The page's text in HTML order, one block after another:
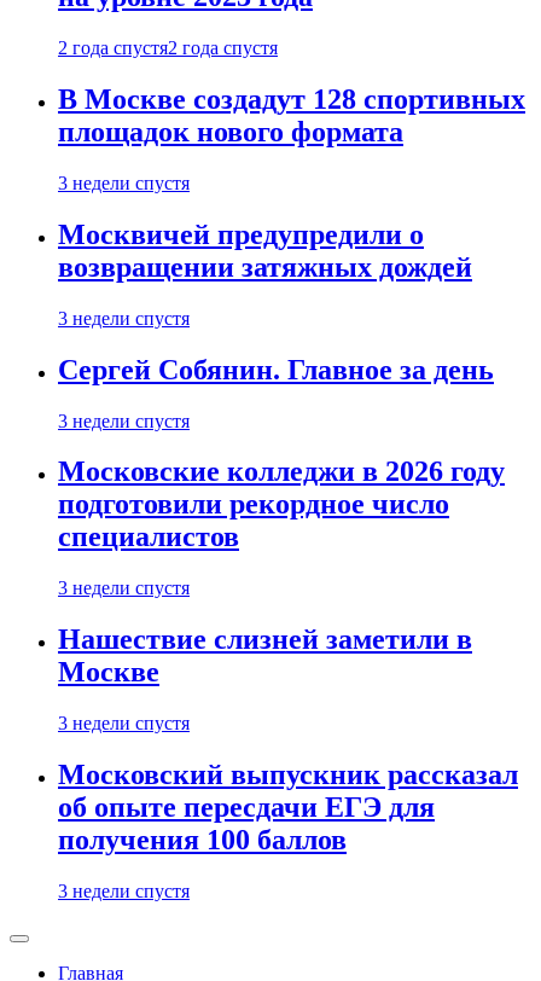
2 года спустя2 года спустя
В Москве создадут 128 спортивных
площадок нового формата
3 недели спустя
Москвичей предупредили о
возвращении затяжных дождей
3 недели спустя
Сергей Собянин. Главное за день
3 недели спустя
Московские колледжи в 2026 году
подготовили рекордное число
специалистов
3 недели спустя
Нашествие слизней заметили в
Москве
3 недели спустя
Московский выпускник рассказал
об опыте пересдачи ЕГЭ для
получения 100 баллов
3 недели спустя
Главная